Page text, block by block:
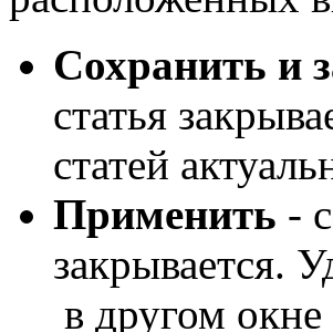
Сохранить и
статья
статей
Применить -
закрывается.
в другом